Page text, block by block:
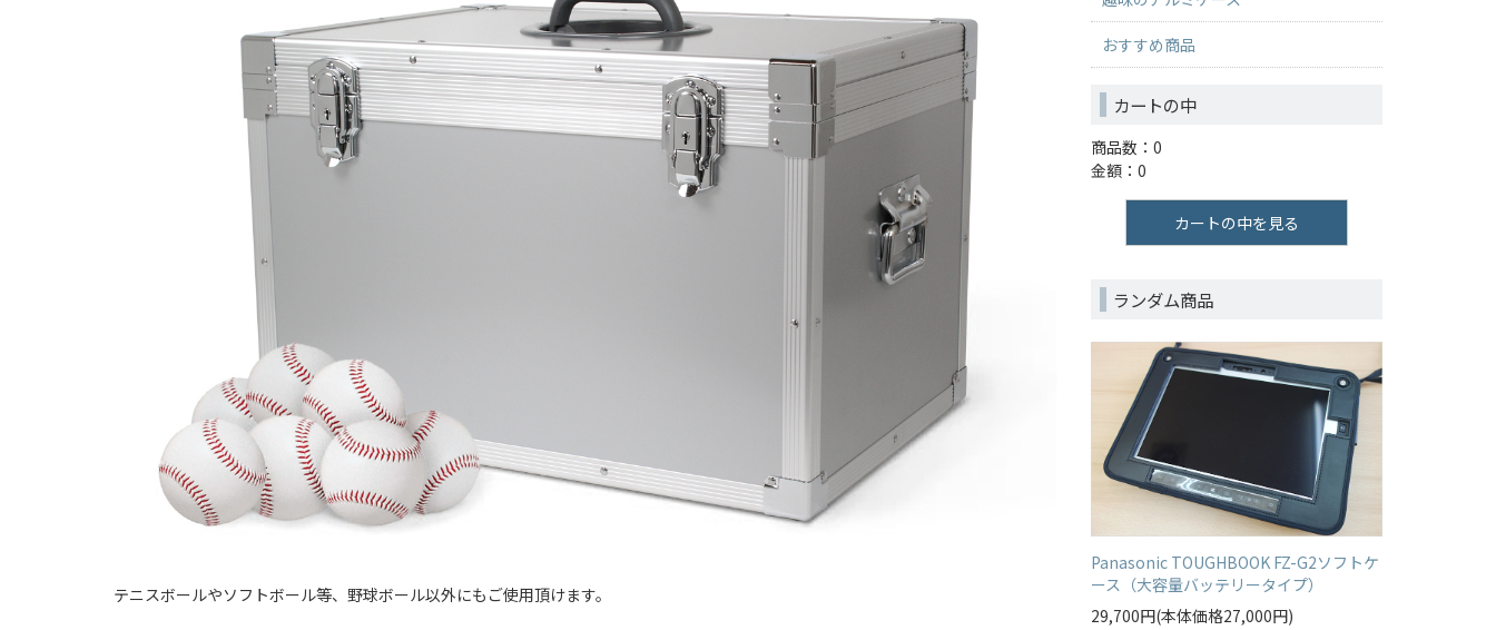
テニスボールやソフトボール等、野球ボール以外にもご使用頂けます。
おすすめ商品
カートの中
商品数：0
金額：0
カートの中を見る
ランダム商品
Panasonic TOUGHBOOK FZ-G2ソフトケ
ース（大容量バッテリータイプ）
29,700円(本体価格27,000円)